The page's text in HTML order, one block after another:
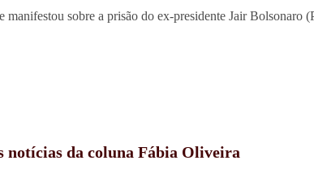
manifestou sobre a prisão do ex-presidente Jair Bolsonaro
notícias da coluna Fábia Oliveira